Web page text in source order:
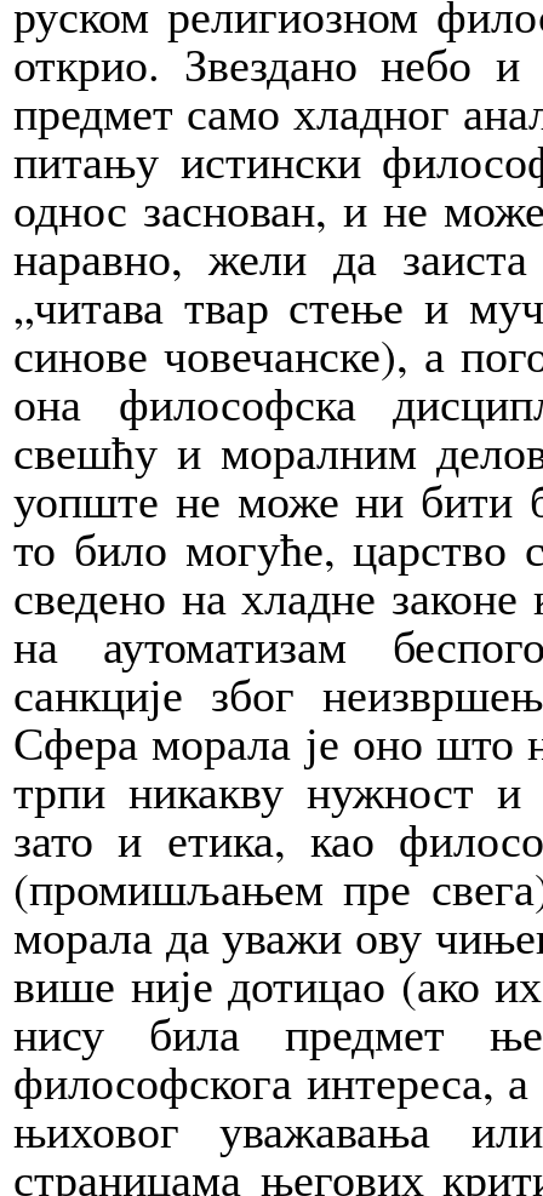
руском религиозном
открио. Звездано небо
предмет само хладног
питању истински
однос заснован, и не
наравно, жели да
„читава твар стење и
синове човечанске), а
она философска
свешћу и моралним
уопште не може ни бити
то било могуће, царство
сведено на хладне
на аутоматизам
санкције због
Сфера морала је оно
трпи никакву нужност и
зато и етика, као
(промишљањем пре
морала да уважи ову
више није дотицао (ако
нису била предмет
философскога интереса,
њиховог уважавања
страницама његових